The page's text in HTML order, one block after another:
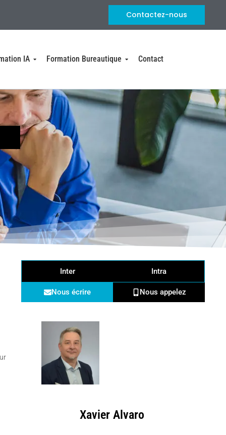
Contactez-nous
IA Formation Bureautique Contact
Inter Intra
Nous écrire Nous appelez
Xavier Alvaro